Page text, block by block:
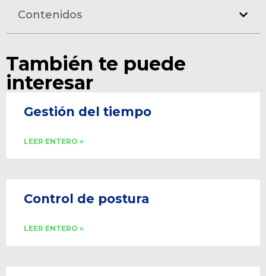
Contenidos
También te puede
interesar
Gestión del tiempo
LEER ENTERO »
Control de postura
LEER ENTERO »